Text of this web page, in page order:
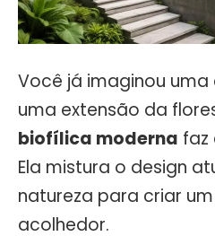
Você já imaginou
uma extensão da
biofílica moderna faz
Ela mistura o design
natureza para criar
acolhedor.